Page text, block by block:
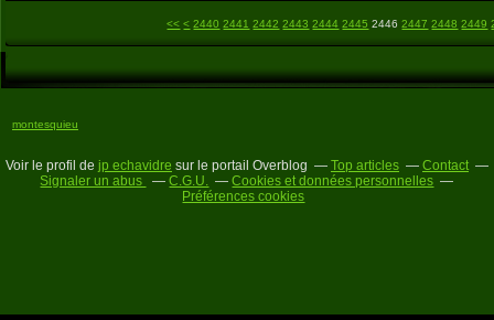
<< < 2400
2410
2420
2430
2440 2441 2442 2443 2444 2445 2446 2447 2448 2449
montesquieu
Voir le profil de jp echavidre sur le portail Overblog Top articles
Contact
Signaler un abus
C.G.U.
Cookies et données personnelles
Préférences cookies